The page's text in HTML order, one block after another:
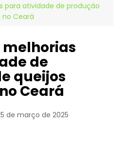
para atividade de produção
no Ceará
melhorias
de
queijos
Ceará
de março de 2025